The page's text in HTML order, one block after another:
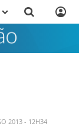
2013 - 12H34